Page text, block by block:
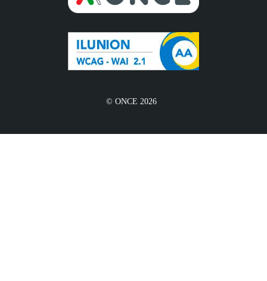
© ONCE 2026